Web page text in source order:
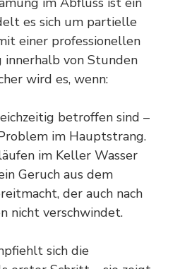
es sich um partielle
einer professionellen
innerhalb von Stunden
wird es, wenn:
betroffen sind –
im Hauptstrang.
im Keller Wasser
Geruch aus dem
der auch nach
nicht verschwindet.
sich die